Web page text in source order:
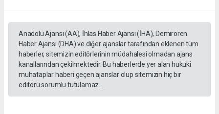
Anadolu Ajansı (AA), İhlas Haber Ajansı (İHA), Demirören
Haber Ajansı (DHA) ve diğer ajanslar tarafından eklenen tüm
haberler, sitemizin editörlerinin müdahalesi olmadan ajans
kanallarından çekilmektedir. Bu haberlerde yer alan hukuki
muhataplar haberi geçen ajanslar olup sitemizin hiç bir
editörü sorumlu tutulamaz...